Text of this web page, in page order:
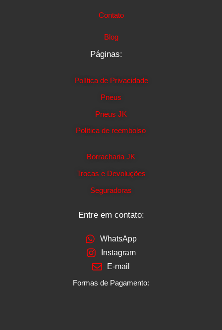
Contato
Blog
Páginas:
Política de Privacidade
Pneus
Pneus JK
Política de reembolso
Borracharia JK
Trocas e Devoluções
Seguradoras
Entre em contato:
WhatsApp
Instagram
E-mail
Formas de Pagamento: